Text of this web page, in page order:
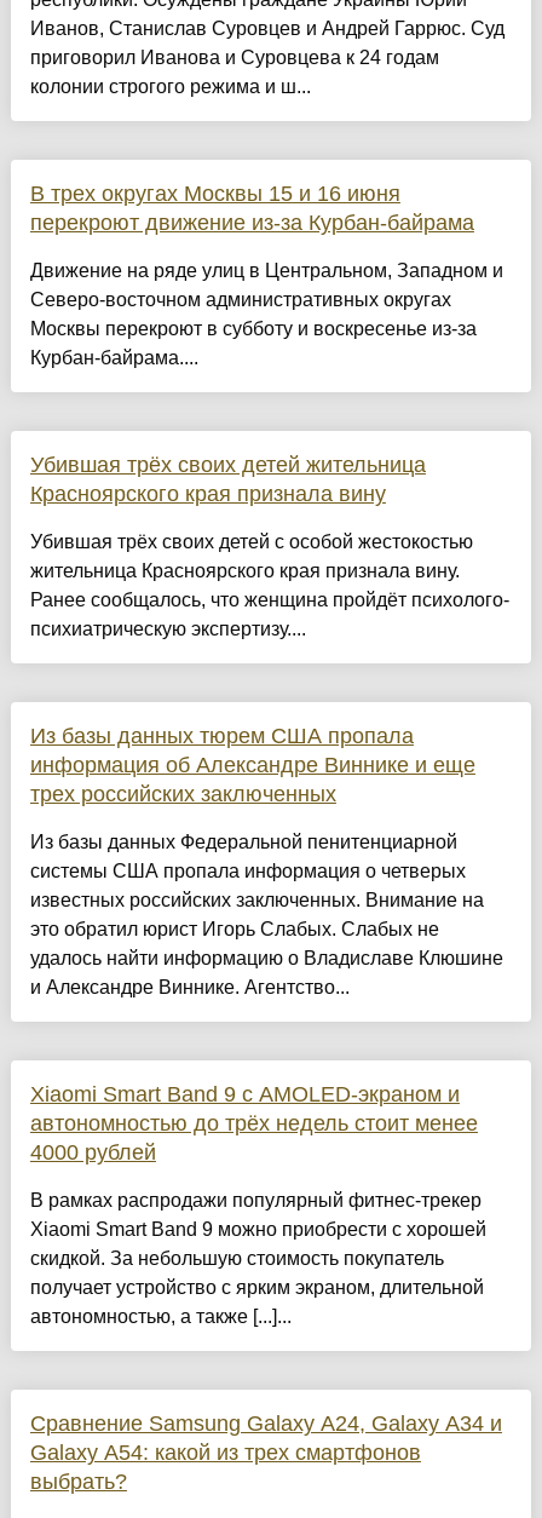
Иванов, Станислав Суровцев и Андрей Гаррюс. Суд
приговорил Иванова и Суровцева к 24 годам
колонии строгого режима и ш...
В трех округах Москвы 15 и 16 июня
перекроют движение из-за Курбан-байрама
Движение на ряде улиц в Центральном, Западном и
Северо-восточном административных округах
Москвы перекроют в субботу и воскресенье из-за
Курбан-байрама....
Убившая трёх своих детей жительница
Красноярского края признала вину
Убившая трёх своих детей с особой жестокостью
жительница Красноярского края признала вину.
Ранее сообщалось, что женщина пройдёт психолого-
психиатрическую экспертизу....
Из базы данных тюрем США пропала
информация об Александре Виннике и еще
трех российских заключенных
Из базы данных Федеральной пенитенциарной
системы США пропала информация о четверых
известных российских заключенных. Внимание на
это обратил юрист Игорь Слабых. Слабых не
удалось найти информацию о Владиславе Клюшине
и Александре Виннике. Агентство...
Xiaomi Smart Band 9 с AMOLED-экраном и
автономностью до трёх недель стоит менее
4000 рублей
В рамках распродажи популярный фитнес-трекер
Xiaomi Smart Band 9 можно приобрести с хорошей
скидкой. За небольшую стоимость покупатель
получает устройство с ярким экраном, длительной
автономностью, а также [...]...
Сравнение Samsung Galaxy A24, Galaxy A34 и
Galaxy A54: какой из трех смартфонов
выбрать?